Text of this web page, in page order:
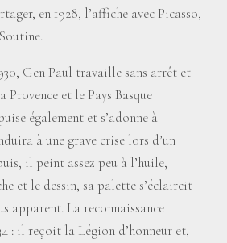
en 1928, l’affiche avec Picasso,
Gen Paul travaille sans arrêt et
Provence et le Pays Basque
également et s’adonne à
à une grave crise lors d’un
il peint assez peu à l’huile,
et le dessin, sa palette s’éclaircit
apparent. La reconnaissance
: il reçoit la Légion d’honneur et,